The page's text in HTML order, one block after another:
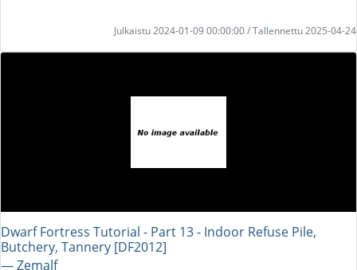
Julkaistu 2024-01-09 00:00:00 / Tallennettu 2025-04-24
Dwarf Fortress Tutorial - Part 13 - Indoor Refuse Pile,
Butchery, Tannery [DF2012]
― Zemalf